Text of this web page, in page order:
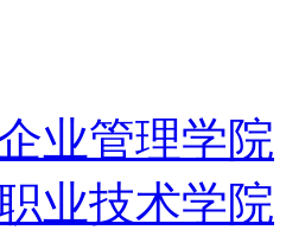
业管理学院
业技术学院